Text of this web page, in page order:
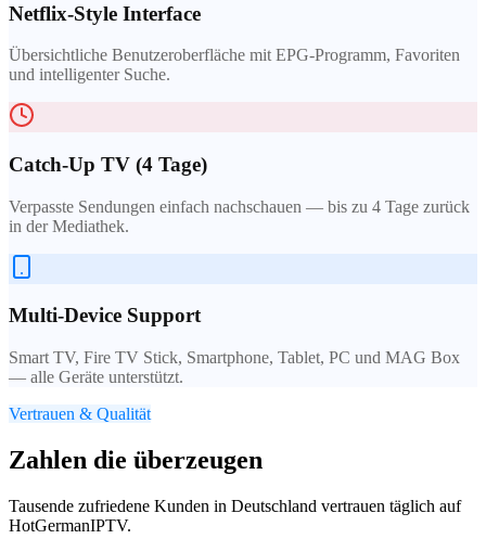
Netflix-Style Interface
Übersichtliche Benutzeroberfläche mit EPG-Programm, Favoriten
und intelligenter Suche.
Catch-Up TV (4 Tage)
Verpasste Sendungen einfach nachschauen — bis zu 4 Tage zurück
in der Mediathek.
Multi-Device Support
Smart TV, Fire TV Stick, Smartphone, Tablet, PC und MAG Box
— alle Geräte unterstützt.
Vertrauen & Qualität
Zahlen die überzeugen
Tausende zufriedene Kunden in Deutschland vertrauen täglich auf
HotGermanIPTV.